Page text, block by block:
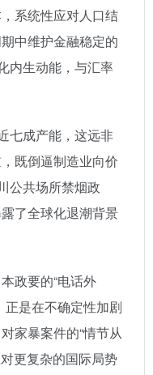
系统性应对人口结
中维护金融稳定的
内生动能，与汇率
七成产能，这远非
既倒逼制造业向价
公共场所禁烟政
了全球化退潮背景
政要的“电话外
是在不确定性加剧
家暴案件的“情节从
更复杂的国际局势